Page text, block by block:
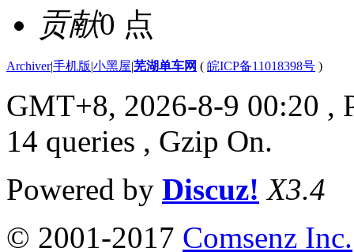
贡献0 点
Archiver|手机版|小黑屋|芜湖单车网 ( 皖ICP备11018398号 )
GMT+8, 2026-8-9 00:20 ,
14 queries , Gzip On.
Powered by Discuz! X3.4
© 2001-2017 Comsenz Inc.